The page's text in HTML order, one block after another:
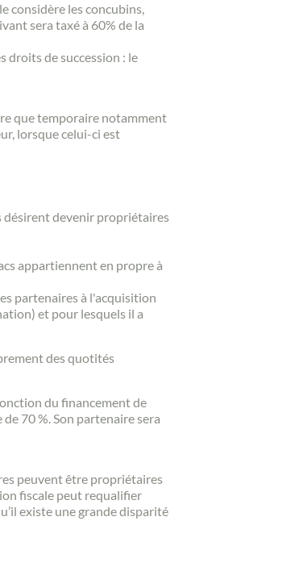
considère les concubins,
sera taxé à 60% de la
droits de succession : le
que temporaire notamment
lorsque celui-ci est
désirent devenir propriétaires
appartiennent en propre à
partenaires à l'acquisition
et pour lesquels il a
des quotités
du financement de
70 %. Son partenaire sera
peuvent être propriétaires
fiscale peut requalifier
existe une grande disparité